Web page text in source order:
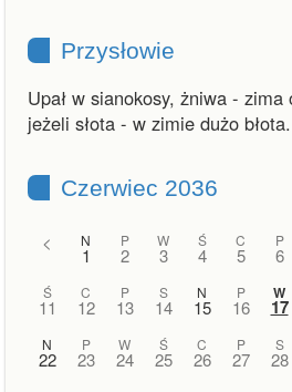
Przysłowie
Upał w sianokosy, żniwa -
jeżeli słota - w zimie dużo błota.
Czerwiec 2036
< N
1
P
2
W
3
Ś
4
C
5
P
6
Ś
11
C
12
P
13
S
14
N
15
P
16
W
17
N
22
P
23
W
24
Ś
25
C
26
P
27
S
28